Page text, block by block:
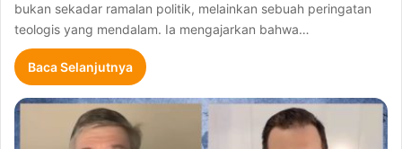
bukan sekadar ramalan politik, melainkan sebuah peringatan
teologis yang mendalam. Ia mengajarkan bahwa…
Baca Selanjutnya